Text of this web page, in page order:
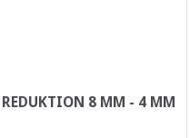
REDUKTION 8 MM - 4 MM